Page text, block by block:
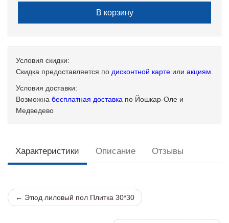
Условия скидки:
Скидка предоставляется по дисконтной карте или акциям
Условия доставки:
Возможна бесплатная доставка по Йошкар-Оле и
Медведево
Характеристики Описание Отзывы
← Этюд лиловый пол Плитка 30*30